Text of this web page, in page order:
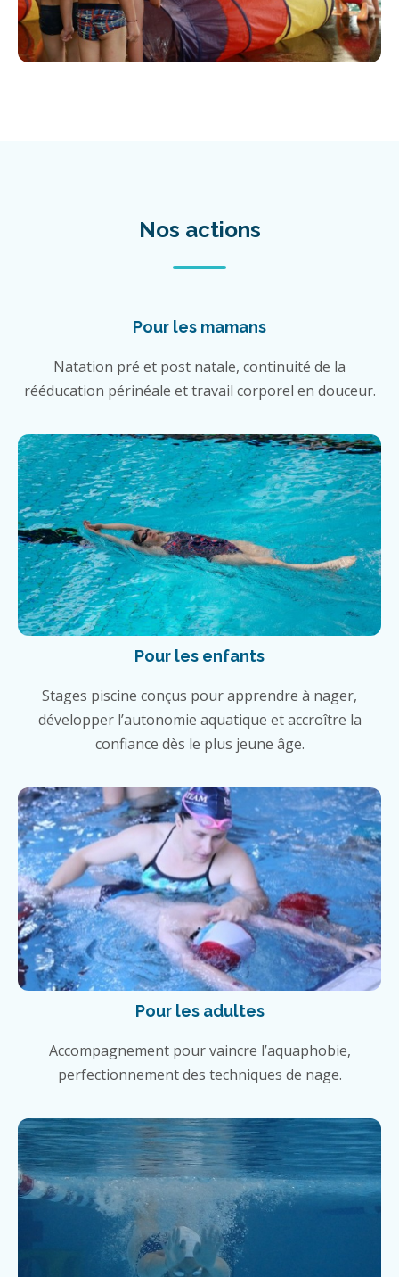
Nos actions
Pour les mamans
Natation pré et post natale, continuité de la
rééducation périnéale et travail corporel en douceur.
Pour les enfants
Stages piscine conçus pour apprendre à nager,
développer l’autonomie aquatique et accroître la
confiance dès le plus jeune âge.
Pour les adultes
Accompagnement pour vaincre l’aquaphobie,
perfectionnement des techniques de nage.